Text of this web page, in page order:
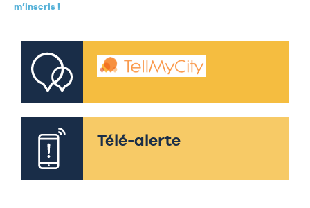
m’inscris !
Télé-alerte